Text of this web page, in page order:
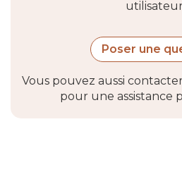
Poser une
Vous pouvez aussi
pour une assistance